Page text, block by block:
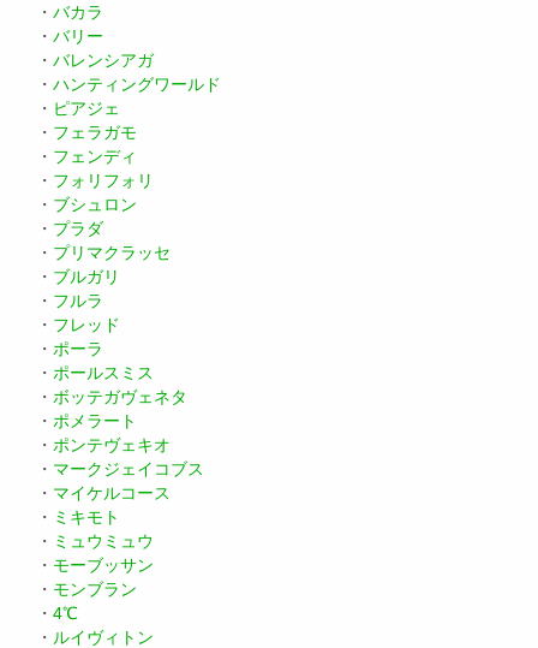
・ バカラ
・ バリー
・ バレンシアガ
・ ハンティングワールド
・ ピアジェ
・ フェラガモ
・ フェンディ
・ フォリフォリ
・ ブシュロン
・ プラダ
・ プリマクラッセ
・ ブルガリ
・ フルラ
・ フレッド
・ ポーラ
・ ポールスミス
・ ボッテガヴェネタ
・ ポメラート
・ ポンテヴェキオ
・ マークジェイコブス
・ マイケルコース
・ ミキモト
・ ミュウミュウ
・ モーブッサン
・ モンブラン
・ 4℃
・ ルイヴィトン